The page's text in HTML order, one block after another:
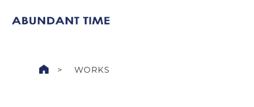
WORKS